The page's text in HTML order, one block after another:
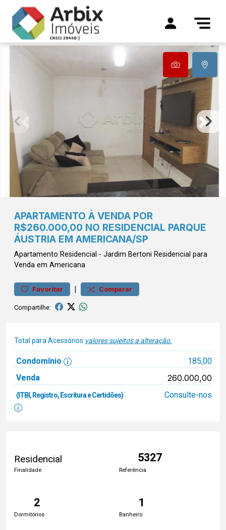
APARTAMENTO À VENDA POR
R$260.000,00 NO RESIDENCIAL PARQUE
ÁUSTRIA EM AMERICANA/SP
Apartamento Residencial - Jardim Bertoni Residencial para
Venda em Americana
Favoritar | Comparar
Compartilhe:
Total para Acessórios valores sujeitos a alteração.
Condomínio
185,00
Venda
260.000,00
(ITBI, Registro, Escritura e Certidões) Consulte-nos
Residencial
Finalidade
5327
Referência
2
Dormitórios
1
Banheiro